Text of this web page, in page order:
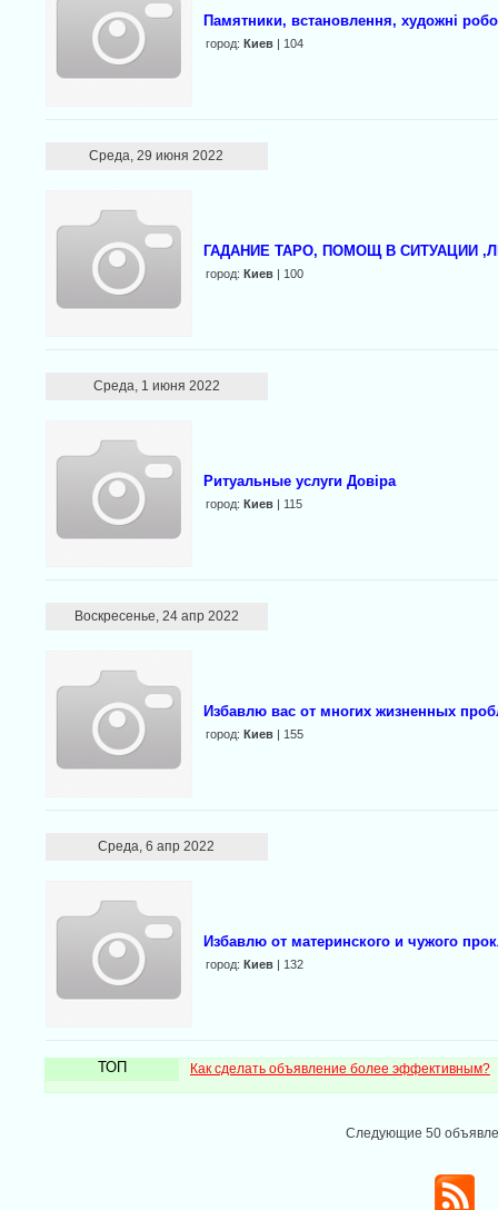
Памятники, встановлення, художні
город: Киев| 104
Среда, 29 июня 2022
ГАДАНИЕ ТАРО, ПОМОЩ В СИТУАЦИИ
город: Киев| 100
Среда, 1 июня 2022
Ритуальные услуги Довіра
город: Киев| 115
Воскресенье, 24 апр 2022
Избавлю вас от многих жизненных
город: Киев| 155
Среда, 6 апр 2022
Избавлю от материнского и чужого
город: Киев| 132
ТОП Как сделать объявление более эффективным?
Следующие 50